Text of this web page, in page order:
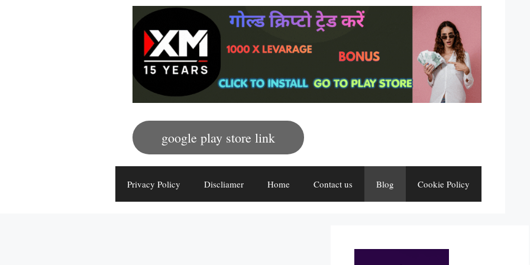
google play store link
Privacy Policy Discliamer Home Contact us Blog Cookie Policy